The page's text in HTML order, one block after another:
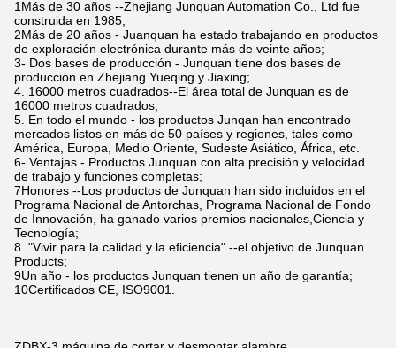
1Más de 30 años --Zhejiang Junquan Automation Co., Ltd fue
construida en 1985;
2Más de 20 años - Juanquan ha estado trabajando en productos
de exploración electrónica durante más de veinte años;
3- Dos bases de producción - Junquan tiene dos bases de
producción en Zhejiang Yueqing y Jiaxing;
4. 16000 metros cuadrados--El área total de Junquan es de
16000 metros cuadrados;
5. En todo el mundo - los productos Junqan han encontrado
mercados listos en más de 50 países y regiones, tales como
América, Europa, Medio Oriente, Sudeste Asiático, África, etc.
6- Ventajas - Productos Junquan con alta precisión y velocidad
de trabajo y funciones completas;
7Honores --Los productos de Junquan han sido incluidos en el
Programa Nacional de Antorchas, Programa Nacional de Fondo
de Innovación, ha ganado varios premios nacionales,Ciencia y
Tecnología;
8. "Vivir para la calidad y la eficiencia" --el objetivo de Junquan
Products;
9Un año - los productos Junquan tienen un año de garantía;
10Certificados CE, ISO9001.